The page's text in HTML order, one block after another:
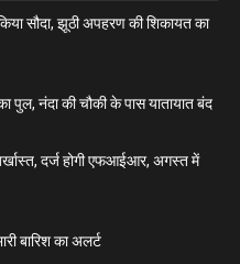
सौदा, झूठी अपहरण की शिकायत का
पुल, नंदा की चौकी के पास यातायात बंद
दर्ज होगी एफआईआर, अगस्त में
बारिश का अलर्ट